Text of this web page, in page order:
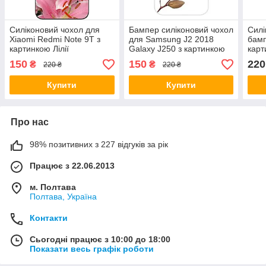
Силіконовий чохол для
Xiaomi Redmi Note 9T з
картинкою Лілії
150 ₴ 220 ₴
Купити
Бампер силіконовий чохол
для Samsung J2 2018
Galaxy J250 з картинкою
150₴ 220 ₴
Купити
220
Про нас
98% позитивних з 227 відгуків за рік
Працює з 22.06.2013
м. Полтава
Полтава, Україна
Контакти
Сьогодні працює з 10:00 до 18:00
Показати весь графік роботи